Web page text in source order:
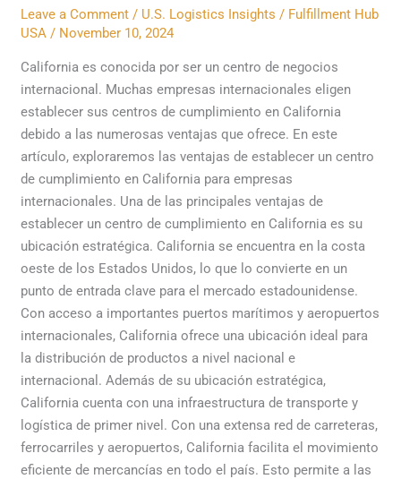
Leave a Comment / U.S. Logistics Insights / Fulfillment Hub
USA/ November 10, 2024
California es conocida por ser un centro de negocios
internacional. Muchas empresas internacionales eligen
establecer sus centros de cumplimiento en California
debido a las numerosas ventajas que ofrece. En este
artículo, exploraremos las ventajas de establecer un centro
de cumplimiento en California para empresas
internacionales. Una de las principales ventajas de
establecer un centro de cumplimiento en California es su
ubicación estratégica. California se encuentra en la costa
oeste de los Estados Unidos, lo que lo convierte en un
punto de entrada clave para el mercado estadounidense.
Con acceso a importantes puertos marítimos y aeropuertos
internacionales, California ofrece una ubicación ideal para
la distribución de productos a nivel nacional e
internacional. Además de su ubicación estratégica,
California cuenta con una infraestructura de transporte y
logística de primer nivel. Con una extensa red de carreteras,
ferrocarriles y aeropuertos, California facilita el movimiento
eficiente de mercancías en todo el país. Esto permite a las
en
para
empresas
internacionales